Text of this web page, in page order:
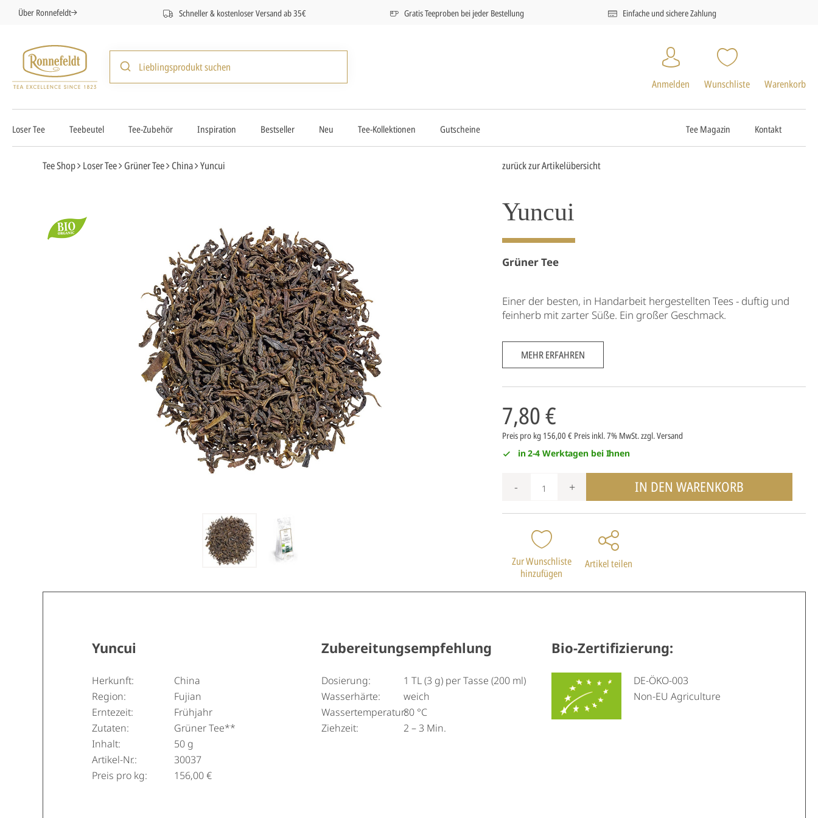
Über Ronnefeldt Schneller & kostenloser Versand ab 35€ Gratis Teeproben bei jeder Bestellung Einfache und sichere Zahlung
Anmelden Wunschliste Warenkorb
Loser Tee Teebeutel Tee-Zubehör Inspiration Bestseller Neu Tee-Kollektionen Gutscheine Tee Magazin Kontakt
Tee Shop Loser Tee Grüner Tee China Yuncui zurück zur Artikelübersicht
Yuncui
Grüner Tee
Einer der besten, in Handarbeit hergestellten Tees - duftig und
feinherb mit zarter Süße. Ein großer Geschmack.
MEHR ERFAHREN
7,80 €
Preis pro kg 156,00 € Preis inkl. 7% MwSt.zzgl. Versand
in 2-4 Werktagen bei Ihnen
+
- IN DEN WARENKORB
Zur Wunschliste
hinzufügen
Artikel teilen
Yuncui
Herkunft:
China
Region:
Fujian
Erntezeit:
Frühjahr
Zutaten:
Grüner Tee**
Inhalt:
50 g
Artikel-Nr.:
30037
Preis pro kg:
156,00 €
Zubereitungsempfehlung
Dosierung:
1 TL (3 g) per Tasse (200 ml)
Wasserhärte:
weich
Wassertemperatur:80 °C
Ziehzeit:
2 – 3 Min.
Bio-Zertifizierung:
DE-ÖKO-003
Non-EU Agriculture